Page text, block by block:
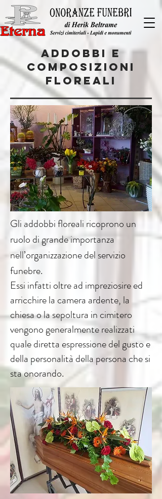
ADDOBBI E
COMPOSIZIONI
FLOREALI
Gli addobbi floreali ricoprono un
ruolo di grande importanza
nell’organizzazione del servizio
funebre.
Essi infatti oltre ad impreziosire ed
arricchire la camera ardente, la
chiesa o la sepoltura in cimitero
vengono generalmente realizzati
quale diretta espressione del gusto e
della personalità della persona che si
sta onorando.